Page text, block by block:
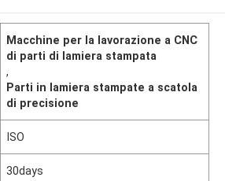
Macchine per la lavorazione a CNC
di parti di lamiera stampata
,
Parti in lamiera stampate a scatola
di precisione
ISO
30days